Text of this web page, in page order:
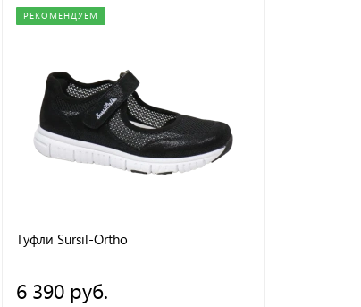
РЕКОМЕНДУЕМ
Туфли Sursil-Ortho
6 390 руб.